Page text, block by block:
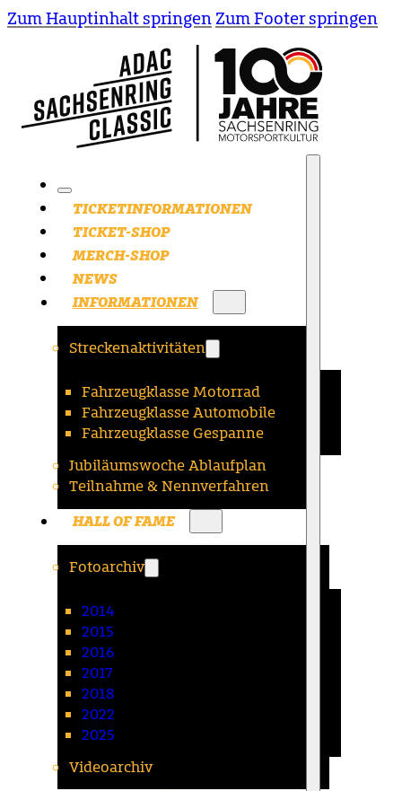
Zum Hauptinhalt springen Zum Footer springen
TICKETINFORMATIONEN
TICKET-SHOP
MERCH-SHOP
NEWS
INFORMATIONEN
Streckenaktivitäten
Fahrzeugklasse Motorrad
Fahrzeugklasse Automobile
Fahrzeugklasse Gespanne
Jubiläumswoche Ablaufplan
Teilnahme & Nennverfahren
HALL OF FAME
Fotoarchiv
2014
2015
2016
2017
2018
2022
2025
Videoarchiv